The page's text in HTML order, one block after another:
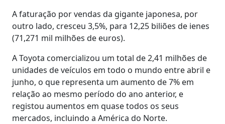
A faturação por vendas da gigante japonesa, por
outro lado, cresceu 3,5%, para 12,25 biliões de ienes
(71,271 mil milhões de euros).
A Toyota comercializou um total de 2,41 milhões de
unidades de veículos em todo o mundo entre abril e
junho, o que representa um aumento de 7% em
relação ao mesmo período do ano anterior, e
registou aumentos em quase todos os seus
mercados, incluindo a América do Norte.